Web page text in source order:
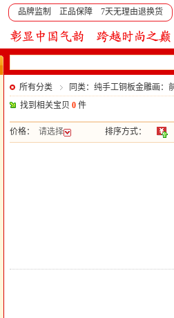
品牌监制 正品保障 7天无理由退换货
所有分类
同类：纯手工铜板金雕画：
找到相关宝贝 0 件
价格： 请选择 排序方式：